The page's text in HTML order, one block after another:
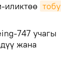
иликтөө тобу
747 учагы
жана